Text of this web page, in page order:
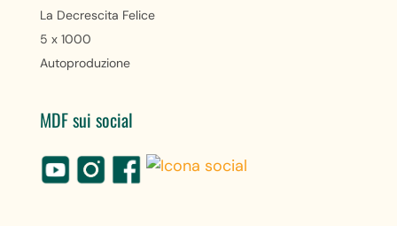
La Decrescita Felice
5 x 1000
Autoproduzione
MDF sui social